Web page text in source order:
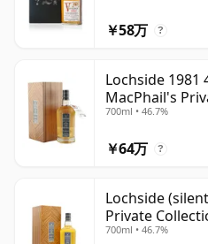
￥58万 ?
Lochside 1981
MacPhail's
Recollection
700ml • 46.7%
￥64万 ?
Lochside
Private
年
700ml • 46.7%